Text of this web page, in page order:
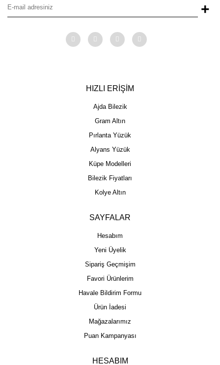
+
HIZLI ERİŞİM
Ajda Bilezik
Gram Altın
Pırlanta Yüzük
Alyans Yüzük
Küpe Modelleri
Bilezik Fiyatları
Kolye Altın
SAYFALAR
Hesabım
Yeni Üyelik
Sipariş Geçmişim
Favori Ürünlerim
Havale Bildirim Formu
Ürün İadesi
Mağazalarımız
Puan Kampanyası
HESABIM